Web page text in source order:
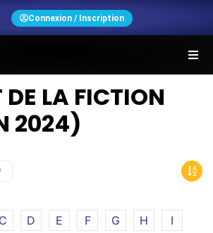
Connexion / Inscription
DE LA FICTION
2024)
C D E F G H
I